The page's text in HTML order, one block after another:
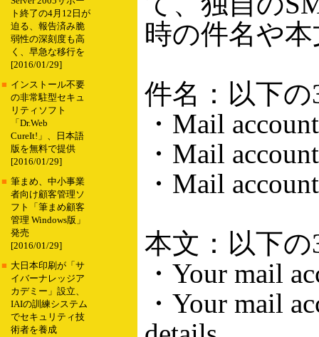
ト終了の4月12日が
迫る、報告済み脆
弱性の深刻度も高
く、早急な移行を
[2016/01/29]
■ インストール不要
の非常駐型セキュ
リティソフト
「Dr.Web
CureIt!」、日本語
版を無料で提供
[2016/01/29]
■ 筆まめ、中小事業
者向け顧客管理ソ
フト「筆まめ顧客
管理 Windows版」
発売
[2016/01/29]
■ 大日本印刷が「サ
イバーナレッジア
カデミー」設立、
IAIの訓練システム
でセキュリティ技
術者を養成
時の件名や
件名：以下
・Mail
・Mail
・Mail
本文：以下
・Your mail
・Your mail